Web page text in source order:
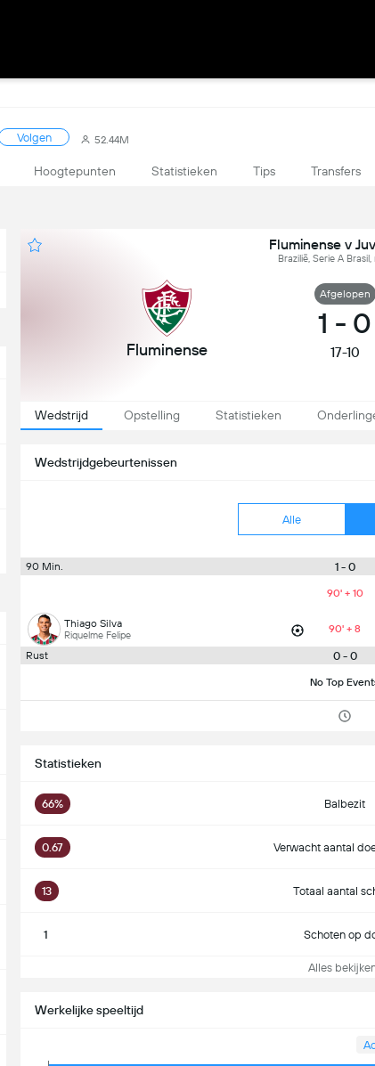
Volgen 52.44M
Hoogtepunten Statistieken Tips Transfers
Fluminense v
Brazilië, Serie A
Fluminense
Afgelopen
1 - 0
17-10
Wedstrijd Opstelling Statistieken
Wedstrijdgebeurtenissen
Alle
90 Min. 1 - 0
90' + 10
Thiago Silva
Riquelme Felipe 90' + 8
Rust 0 - 0
No Top
Statistieken
66% Balbezit
0.67 Verwacht aantal
13 Totaal aantal
1 Schoten op
Alles
Werkelijke speeltijd